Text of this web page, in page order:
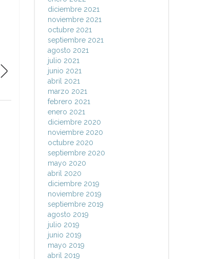
diciembre 2021
noviembre 2021
octubre 2021
septiembre 2021
agosto 2021
julio 2021
junio 2021
abril 2021
marzo 2021
febrero 2021
enero 2021
diciembre 2020
noviembre 2020
octubre 2020
septiembre 2020
mayo 2020
abril 2020
diciembre 2019
noviembre 2019
septiembre 2019
agosto 2019
julio 2019
junio 2019
mayo 2019
abril 2019